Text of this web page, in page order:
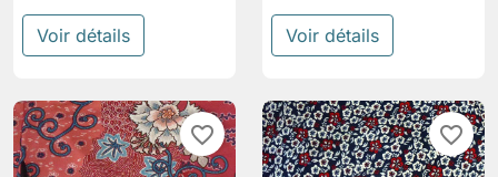
Voir détails Voir détails
favorite_border favorite_border